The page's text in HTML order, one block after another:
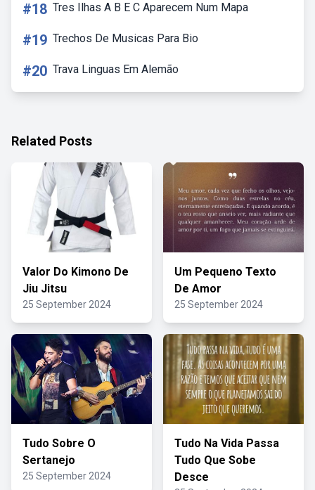
#18 Tres Ilhas A B E C Aparecem Num Mapa
#19 Trechos De Musicas Para Bio
#20 Trava Linguas Em Alemão
Related Posts
Valor Do Kimono De
Jiu Jitsu
25 September 2024
Um Pequeno Texto
De Amor
25 September 2024
Tudo Sobre O
Sertanejo
25 September 2024
Tudo Na Vida Passa
Tudo Que Sobe
Desce